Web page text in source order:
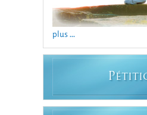
plus ...
P